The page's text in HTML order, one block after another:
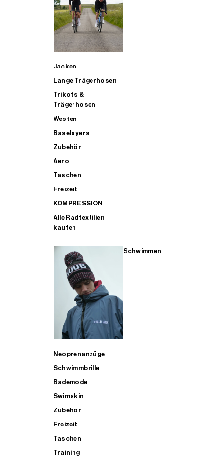
Jacken
Lange Trägerhosen
Trikots &
Trägerhosen
Westen
Baselayers
Zubehör
Aero
Taschen
Freizeit
KOMPRESSION
Alle Radtextilien
kaufen
Schwimmen
Neoprenanzüge
Schwimmbrille
Bademode
Swimskin
Zubehör
Freizeit
Taschen
Training
ALLE TRIATHLONARTIKEL FÜR MÄNNER KAUFEN